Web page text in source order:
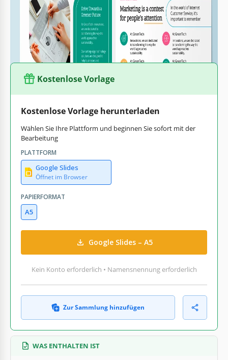
Verwenden SieBroschürenvorlagen, die Ihnen helfen, neue
Kunden zu gewinnen.
Kostenlose Vorlage
Kostenlose Vorlage herunterladen
Wählen Sie Ihre Plattform und beginnen Sie sofort mit der
Bearbeitung
PLATTFORM
Google Slides
Öffnet im Browser
PAPIERFORMAT
A5
Google Slides – A5
Kein Konto erforderlich • Namensnennung erforderlich
Zur Sammlung hinzufügen
WAS ENTHALTEN IST